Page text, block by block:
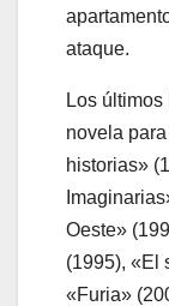
ataque.
Los
novela
historias»
Oeste»
(1995), «El
«Furia»